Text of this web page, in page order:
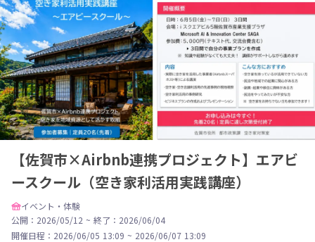
【佐賀市×Airbnb連携プロジェクト】エアビ
ースクール（空き家利活用実践講座）
イベント・体験
公開：2026/05/12 ~ 終了：2026/06/04
開催日程： 2026/06/05 13:09 ~ 2026/06/07 13:09